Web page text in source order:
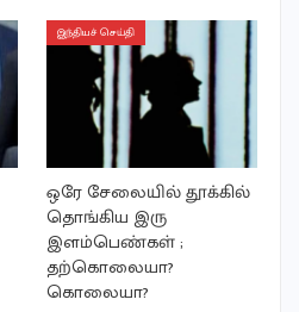
இந்தியச் செய்தி
ஒரே சேலையில் தூக்கில்
தொங்கிய இரு
இளம்பெண்கள் ;
தற்கொலையா?
கொலையா?